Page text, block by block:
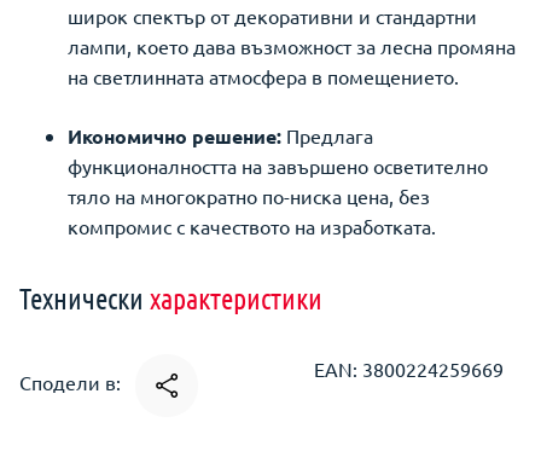
широк спектър от декоративни и стандартни
лампи, което дава възможност за лесна промяна
на светлинната атмосфера в помещението.
Икономично решение: Предлага
функционалността на завършено осветително
тяло на многократно по-ниска цена, без
компромис с качеството на изработката.
Технически характеристики
Сподели в:
EAN: 3800224259669